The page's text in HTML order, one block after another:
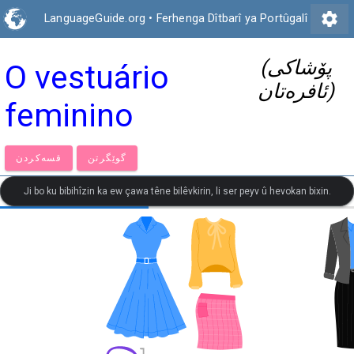
LanguageGuide.org • Ferhenga Dîtbarî ya Portûgalî settings
O vestuário
feminino
(پۆشاکی
ئافرەتان)
قسەكردن گوێگرتن
Ji bo ku bibihîzin ka ew çawa têne bilêvkirin, li ser peyv û hevokan bixin.